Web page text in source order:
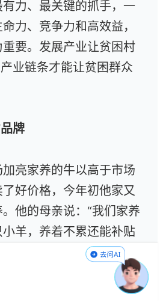
力、最关键的抓手，一
力、竞争力和高效益，
要。发展产业让贫困村
业链条才能让贫困群众
牌
亮家养的牛以高于市场
好价格，今年初他家又
他的母亲说：“我们家养
羊，养着不累还能补贴
家肉牛的企业是听牧牛
听牧牛业利用自身优势带
一样的666户建档立卡贫